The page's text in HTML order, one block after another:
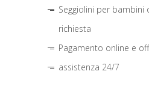
Seggiolini per bambini
richiesta
Pagamento online e
assistenza 24/7